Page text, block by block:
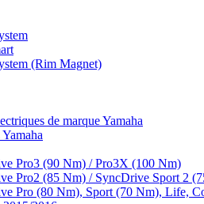
(Rim Magnet)
de marque Yamaha
Pro3 (90 Nm) / Pro3X (100 Nm)
Pro2 (85 Nm) / SyncDrive Sport 2
Pro (80 Nm), Sport (70 Nm), Life,